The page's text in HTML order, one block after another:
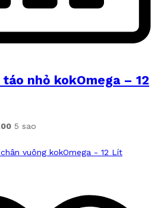
nhỏ kokOmega – 12
5 sao